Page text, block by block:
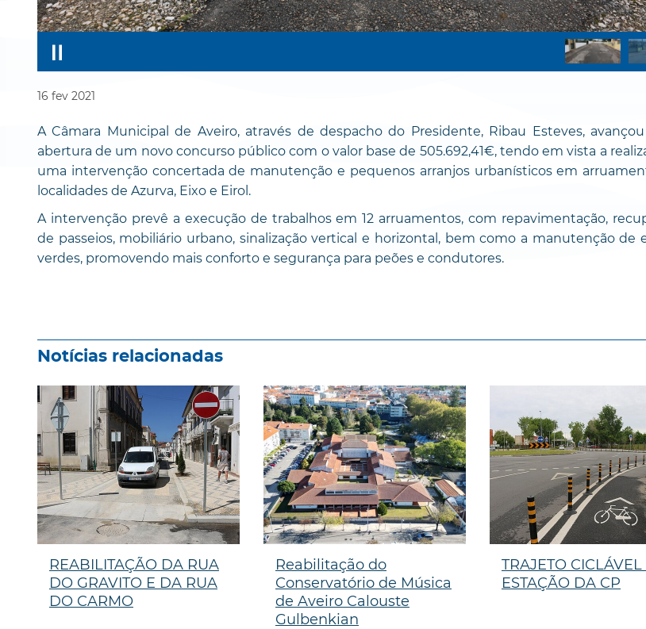
16 fev 2021
A Câmara Municipal de Aveiro, através de despacho do Presidente, Ribau Esteves,
abertura de um novo concurso público com o valor base de 505.692,41€, tendo em vista a
uma intervenção concertada de manutenção e pequenos arranjos urbanísticos em
localidades de Azurva, Eixo e Eirol.
A intervenção prevê a execução de trabalhos em 12 arruamentos, com repavimentação,
de passeios, mobiliário urbano, sinalização vertical e horizontal, bem como a manutenção de
verdes, promovendo mais conforto e segurança para peões e condutores.
Notícias relacionadas
REABILITAÇÃO DA RUA
DO GRAVITO E DA RUA
DO CARMO
Reabilitação do
Conservatório de Música
de Aveiro Calouste
Gulbenkian
TRAJETO CICLÁVEL
ESTAÇÃO DA CP